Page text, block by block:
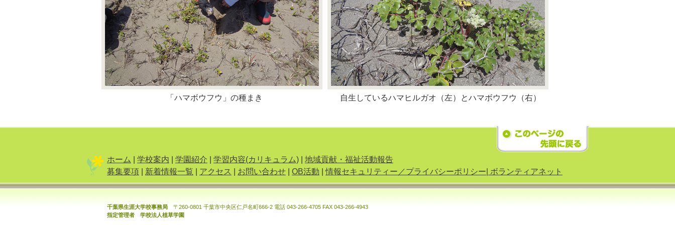
「ハマボウフウ」の種まき 自生しているハマヒルガオ（左）とハマボウフウ（右）
ホーム 学校案内 学園紹介 学習内容(カリキュラム)
地域貢献・福祉活動報告
募集要項
新着情報一覧 アクセス お問い合わせ OB活動 |情報セキュリティー／プライバシーポリシー| ボランティアネット
千葉県生涯大学校事務局 〒260-0801 千葉市中央区仁戸名町666-2 電話 043-266-4705 FAX 043-266-4943
指定管理者 学校法人植草学園